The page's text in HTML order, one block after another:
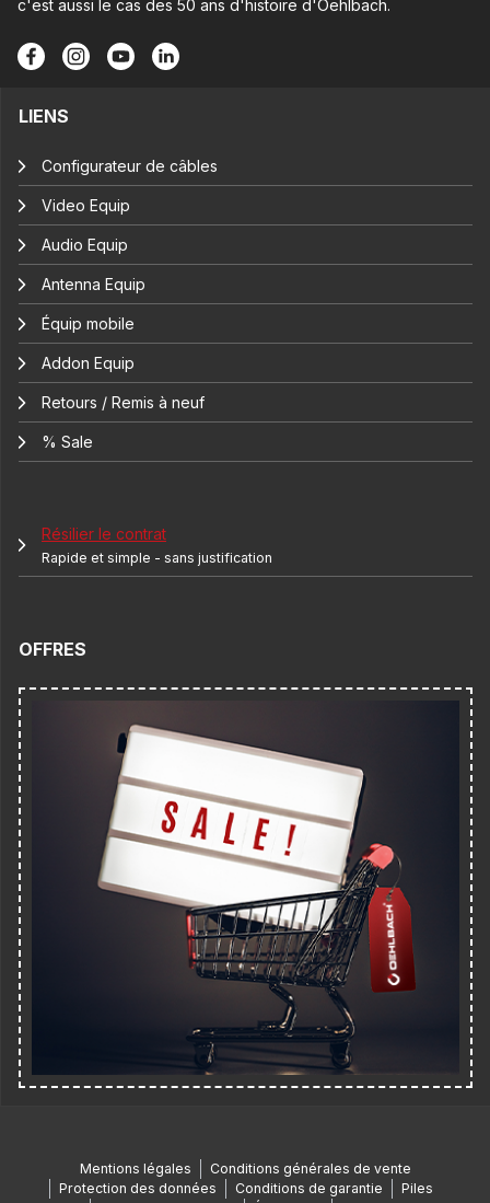
c'est aussi le cas des 50 ans d'histoire d'Oehlbach.
LIENS
Configurateur de câbles
Video Equip
Audio Equip
Antenna Equip
Équip mobile
Addon Equip
Retours / Remis à neuf
% Sale
Résilier le contrat
Rapide et simple - sans justification
OFFRES
Mentions légales
Conditions générales de vente
Protection des données
Conditions de garantie
Piles